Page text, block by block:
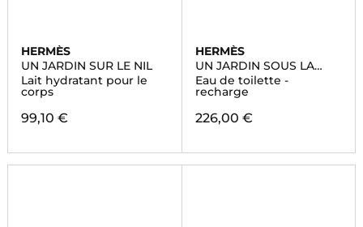
HERMÈS
UN JARDIN SUR LE NIL
Lait hydratant pour le
corps
99,10 €
HERMÈS
UN JARDIN SOUS LA
MER
Eau de toilette -
recharge
226,00 €